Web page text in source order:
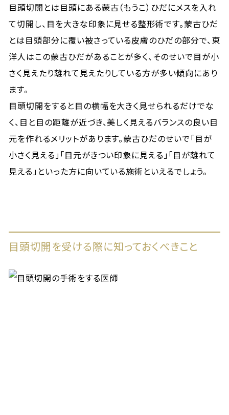
目頭切開とは目頭にある蒙古（もうこ）ひだにメスを入れ
て切開し、目を大きな印象に見せる整形術です。蒙古ひだ
とは目頭部分に覆い被さっている皮膚のひだの部分で、東
洋人はこの蒙古ひだがあることが多く、そのせいで目が小
さく見えたり離れて見えたりしている方が多い傾向にあり
ます。
目頭切開をすると目の横幅を大きく見せられるだけでな
く、目と目の距離が近づき、美しく見えるバランスの良い目
元を作れるメリットがあります。蒙古ひだのせいで「目が
小さく見える」「目元がきつい印象に見える」「目が離れて
見える」といった方に向いている施術といえるでしょう。
目頭切開を受ける際に知っておくべきこと